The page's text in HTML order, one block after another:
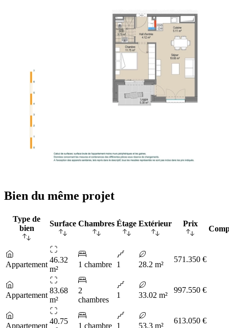
Bien du même projet
Type de
bien
Surface Chambres Étage Extérieur Prix
Appartement
46.32
m²
1 chambre 1 28.2 m²
571.350 €
Appartement
83.68
m²
2
chambres
1 33.02 m²
997.550 €
Appartement
40.75
1 chambre 1 53.3 m²
613.050 €